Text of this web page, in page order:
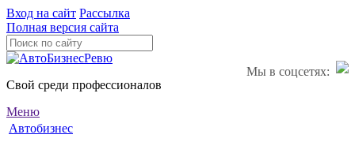
Вход на сайт Рассылка
Полная версия сайта
Мы в соцсетях:
Свой среди профессионалов
Меню
Автобизнес